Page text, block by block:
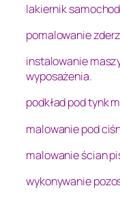
lakiernik
pomalowanie
instalowanie
wyposażenia.
podkład pod tynk
malowanie pod
malowanie ścian
wykonywanie